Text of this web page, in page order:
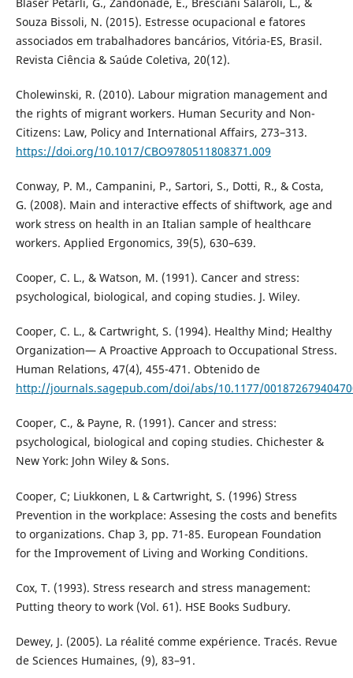
Blaser Petarli, G., Zandonade, E., Bresciani Salaroli, L., &
Souza Bissoli, N. (2015). Estresse ocupacional e fatores
associados em trabalhadores bancários, Vitória-ES, Brasil.
Revista Ciência & Saúde Coletiva, 20(12).
Cholewinski, R. (2010). Labour migration management and
the rights of migrant workers. Human Security and Non-
Citizens: Law, Policy and International Affairs, 273–313.
https://doi.org/10.1017/CBO9780511808371.009
Conway, P. M., Campanini, P., Sartori, S., Dotti, R., & Costa,
G. (2008). Main and interactive effects of shiftwork, age and
work stress on health in an Italian sample of healthcare
workers. Applied Ergonomics, 39(5), 630–639.
Cooper, C. L., & Watson, M. (1991). Cancer and stress:
psychological, biological, and coping studies. J. Wiley.
Cooper, C. L., & Cartwright, S. (1994). Healthy Mind; Healthy
Organization— A Proactive Approach to Occupational Stress.
Human Relations, 47(4), 455-471. Obtenido de
http://journals.sagepub.com/doi/abs/10.1177/
Cooper, C., & Payne, R. (1991). Cancer and stress:
psychological, biological and coping studies. Chichester &
New York: John Wiley & Sons.
Cooper, C; Liukkonen, L & Cartwright, S. (1996) Stress
Prevention in the workplace: Assesing the costs and benefits
to organizations. Chap 3, pp. 71-85. European Foundation
for the Improvement of Living and Working Conditions.
Cox, T. (1993). Stress research and stress management:
Putting theory to work (Vol. 61). HSE Books Sudbury.
Dewey, J. (2005). La réalité comme expérience. Tracés. Revue
de Sciences Humaines, (9), 83–91.